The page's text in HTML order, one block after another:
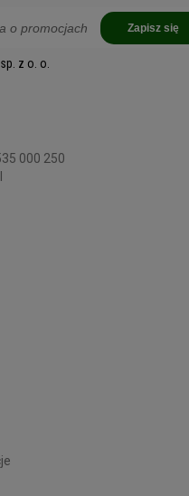
których nie ma w naszej
społecznościowych.Zapisz się
z o. o.
000 250